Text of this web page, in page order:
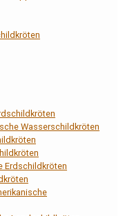
Wasserschildkröten
Erdschildkröten